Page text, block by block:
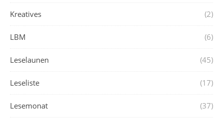
Kreatives (2)
LBM (6)
Leselaunen (45)
Leseliste (17)
Lesemonat (37)